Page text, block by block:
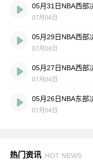
05月31日NBA西部
07月04日
05月29日NBA西部
07月04日
05月27日NBA西部
07月04日
05月26日NBA东部
07月04日
热门资讯 HOT NEWS